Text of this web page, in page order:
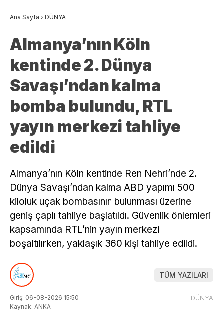
Ana Sayfa › DÜNYA
Almanya’nın Köln
kentinde 2. Dünya
Savaşı’ndan kalma
bomba bulundu, RTL
yayın merkezi tahliye
edildi
Almanya’nın Köln kentinde Ren Nehri’nde 2.
Dünya Savaşı’ndan kalma ABD yapımı 500
kiloluk uçak bombasının bulunması üzerine
geniş çaplı tahliye başlatıldı. Güvenlik önlemleri
kapsamında RTL’nin yayın merkezi
boşaltılırken, yaklaşık 360 kişi tahliye edildi.
TÜM YAZILARI
Giriş: 06-08-2026 15:50
Kaynak: ANKA
DÜNYA